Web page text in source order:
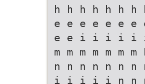
h h h h h h h
e e e e e e e
e e i i i i
m m m m m m
n n n n n
i i i i i n n n